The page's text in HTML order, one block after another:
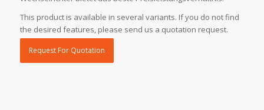
This product is available in several variants. If you do not find
the desired features, please send us a quotation request.
Request For Quotation